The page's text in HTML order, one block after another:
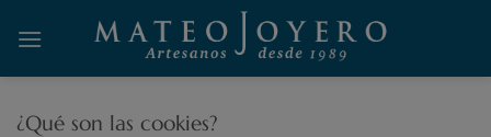
¿Qué son las cookies?